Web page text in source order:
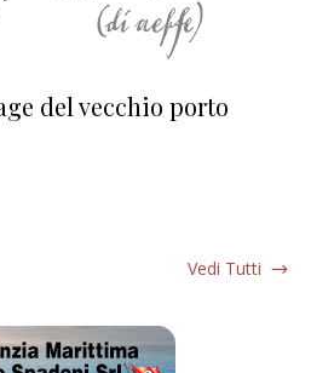
del vecchio porto
Vedi Tutti